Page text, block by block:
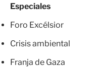
Especiales
Foro Excélsior
Crisis ambiental
Franja de Gaza